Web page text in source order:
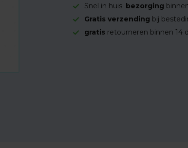
Snel in huis: bezorging
Gratis verzending bij
gratis retourneren binnen 14